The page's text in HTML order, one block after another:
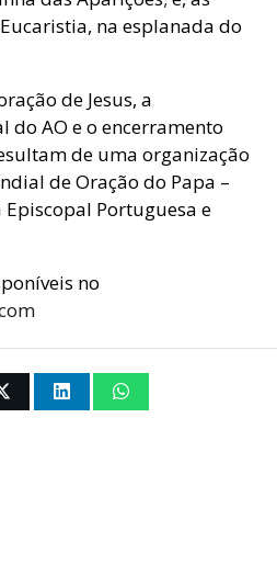
na esplanada do
de Jesus, a
do AO e o encerramento
de uma organização
de Oração do Papa –
Portuguesa e
no